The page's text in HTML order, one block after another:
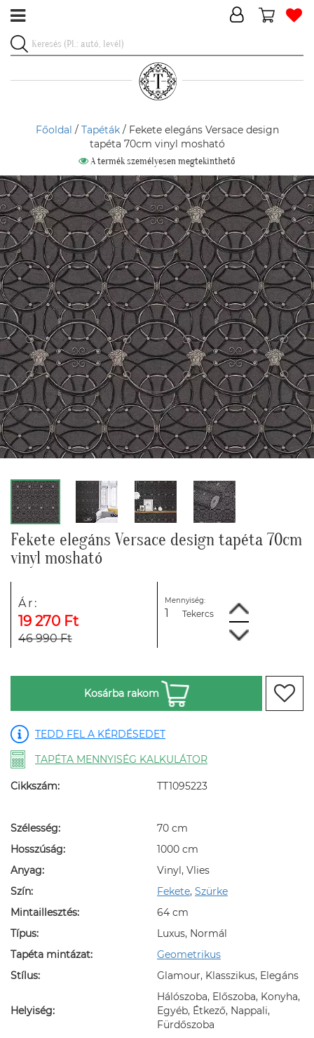
Főoldal / Tapéták/ Fekete elegáns Versace design
tapéta 70cm vinyl mosható
A termék személyesen megtekinthető
Fekete elegáns Versace design tapéta 70cm
vinyl mosható
Ár:
19 270 Ft
46 990 Ft
Mennyiség:
Tekercs
Kosárba rakom
TEDD FEL A KÉRDÉSEDET
TAPÉTA MENNYISÉG KALKULÁTOR
Cikkszám: TT1095223
Szélesség:
70 cm
Hosszúság:
1000 cm
Anyag:
Vinyl, Vlies
Szín:
Fekete, Szürke
Mintaillesztés:
64 cm
Típus:
Luxus, Normál
Tapéta mintázat:
Geometrikus
Stílus:
Glamour, Klasszikus, Elegáns
Helyiség:
Hálószoba, Előszoba, Konyha,
Egyéb, Étkező, Nappali,
Fürdőszoba